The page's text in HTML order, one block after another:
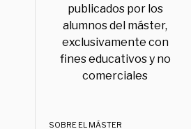
publicados por los
alumnos del máster,
exclusivamente con
fines educativos y no
comerciales
SOBRE EL MÁSTER